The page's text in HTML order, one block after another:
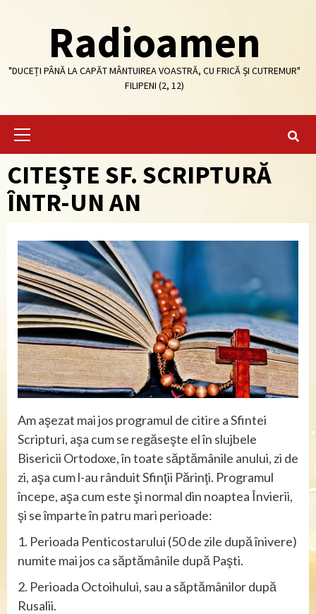
Radioamen
"DUCEȚI PÂNĂ LA CAPĂT MÂNTUIREA VOASTRĂ, CU FRICĂ ȘI CUTREMUR"
FILIPENI (2, 12)
Primary
CITEȘTE SF. SCRIPTURĂ
ÎNTR-UN AN
Am aşezat mai jos programul de citire a Sfintei
Scripturi, aşa cum se regăseşte el în slujbele
Bisericii Ortodoxe, în toate săptămânile anului, zi de
zi, aşa cum l-au rânduit Sfinţii Părinţi. Programul
începe, aşa cum este şi normal din noaptea Învierii,
şi se împarte în patru mari perioade:
1. Perioada Penticostarului (50 de zile după înivere)
numite mai jos ca săptămânile după Paşti.
2. Perioada Octoihului, sau a săptămânilor după
Rusalii.